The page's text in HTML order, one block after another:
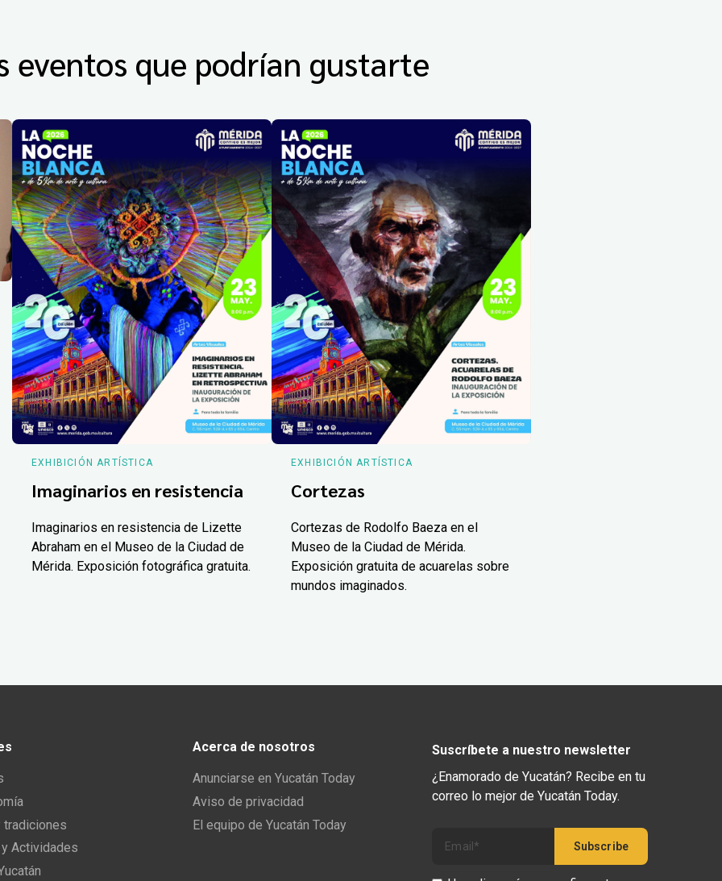
eventos que podrían gustarte
EXHIBICIÓN ARTÍSTICA
Imaginarios en resistencia
Imaginarios en resistencia de Lizette
Abraham en el Museo de la Ciudad de
Mérida. Exposición fotográfica gratuita.
EXHIBICIÓN ARTÍSTICA
Cortezas
Cortezas de Rodolfo Baeza en el
Museo de la Ciudad de Mérida.
Exposición gratuita de acuarelas sobre
mundos imaginados.
tradiciones
Actividades
Acerca de nosotros
Anunciarse en Yucatán Today
Aviso de privacidad
El equipo de Yucatán Today
Suscríbete a nuestro newsletter
¿Enamorado de Yucatán? Recibe en tu
correo lo mejor de Yucatán Today.